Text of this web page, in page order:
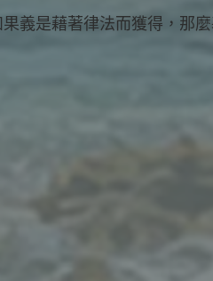
義是藉著律法而獲得，那